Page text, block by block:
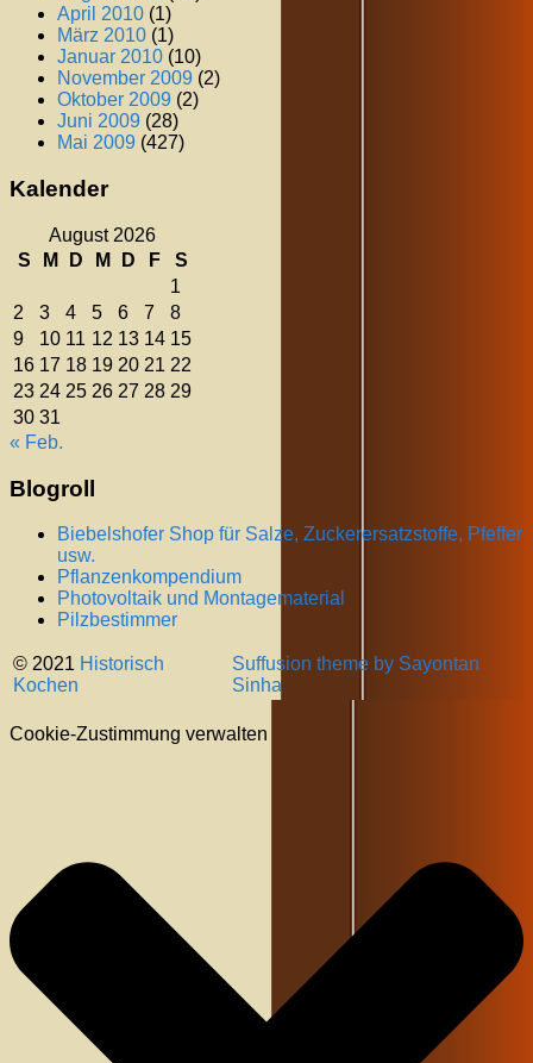
April 2010 (1)
März 2010 (1)
Januar 2010 (10)
November 2009 (2)
Oktober 2009 (2)
Juni 2009 (28)
Mai 2009 (427)
Kalender
August 2026
S
M D M D F
S
1
2
3 4 5 6 7
8
9
10 11 12 13 14 15
16 17 18 19 20 21 22
23 24 25 26 27 28 29
30 31
« Feb.
Blogroll
Biebelshofer Shop für Salze, Zuckerersatzstoffe, Pfeffer
usw.
Pflanzenkompendium
Photovoltaik und Montagematerial
Pilzbestimmer
© 2021 Historisch
Kochen
Suffusion theme by Sayontan
Sinha
Cookie-Zustimmung verwalten